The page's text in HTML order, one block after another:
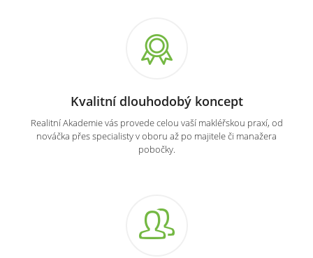
Kvalitní dlouhodobý koncept
Realitní Akademie vás provede celou vaší makléřskou praxí, od
nováčka přes specialisty v oboru až po majitele či manažera
pobočky.